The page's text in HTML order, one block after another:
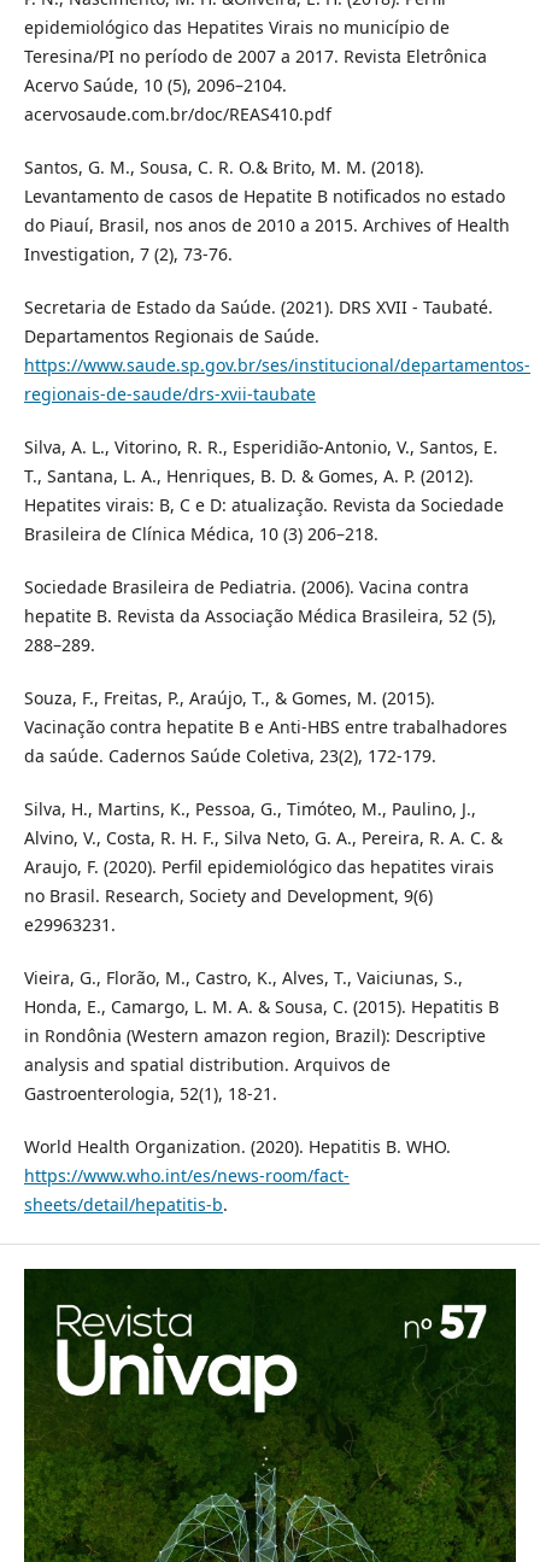
epidemiológico das Hepatites Virais no município de
Teresina/PI no período de 2007 a 2017. Revista Eletrônica
Acervo Saúde, 10 (5), 2096–2104.
acervosaude.com.br/doc/REAS410.pdf
Santos, G. M., Sousa, C. R. O.& Brito, M. M. (2018).
Levantamento de casos de Hepatite B notificados no estado
do Piauí, Brasil, nos anos de 2010 a 2015. Archives of Health
Investigation, 7 (2), 73-76.
Secretaria de Estado da Saúde. (2021). DRS XVII - Taubaté.
Departamentos Regionais de Saúde.
https://www.saude.sp.gov.br/ses/institucional/departamentos-
regionais-de-saude/drs-xvii-taubate
Silva, A. L., Vitorino, R. R., Esperidião-Antonio, V., Santos, E.
T., Santana, L. A., Henriques, B. D. & Gomes, A. P. (2012).
Hepatites virais: B, C e D: atualização. Revista da Sociedade
Brasileira de Clínica Médica, 10 (3) 206–218.
Sociedade Brasileira de Pediatria. (2006). Vacina contra
hepatite B. Revista da Associação Médica Brasileira, 52 (5),
288–289.
Souza, F., Freitas, P., Araújo, T., & Gomes, M. (2015).
Vacinação contra hepatite B e Anti-HBS entre trabalhadores
da saúde. Cadernos Saúde Coletiva, 23(2), 172-179.
Silva, H., Martins, K., Pessoa, G., Timóteo, M., Paulino, J.,
Alvino, V., Costa, R. H. F., Silva Neto, G. A., Pereira, R. A. C. &
Araujo, F. (2020). Perfil epidemiológico das hepatites virais
no Brasil. Research, Society and Development, 9(6)
e29963231.
Vieira, G., Florão, M., Castro, K., Alves, T., Vaiciunas, S.,
Honda, E., Camargo, L. M. A. & Sousa, C. (2015). Hepatitis B
in Rondônia (Western amazon region, Brazil): Descriptive
analysis and spatial distribution. Arquivos de
Gastroenterologia, 52(1), 18-21.
World Health Organization. (2020). Hepatitis B. WHO.
https://www.who.int/es/news-room/fact-
sheets/detail/hepatitis-b.